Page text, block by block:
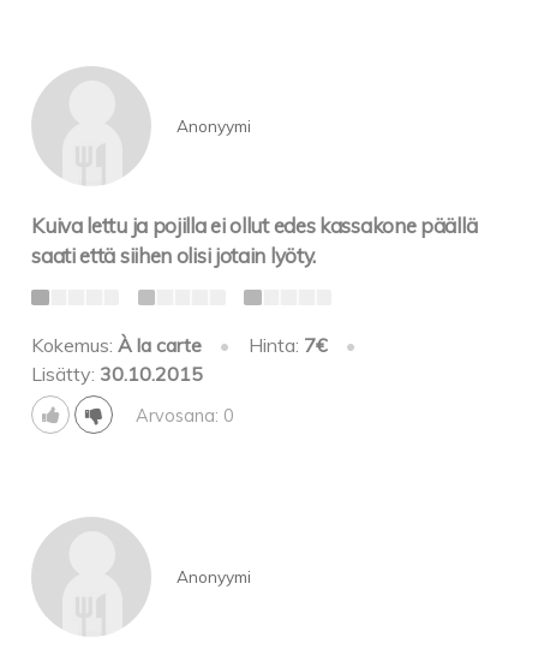
Anonyymi
Kuiva lettu ja pojilla ei ollut edes kassakone päällä
saati että siihen olisi jotain lyöty.
Kokemus:À la carte • Hinta: 7€
•
Lisätty: 30.10.2015
Arvosana: 0
Anonyymi